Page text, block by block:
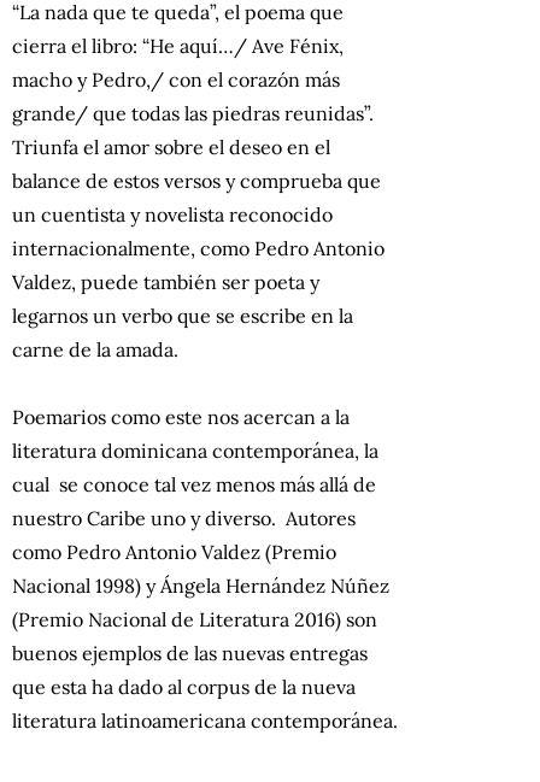
“La nada que te queda”, el poema que
cierra el libro: “He aquí…/ Ave Fénix,
macho y Pedro,/ con el corazón más
grande/ que todas las piedras reunidas”.
Triunfa el amor sobre el deseo en el
balance de estos versos y comprueba que
un cuentista y novelista reconocido
internacionalmente, como Pedro Antonio
Valdez, puede también ser poeta y
legarnos un verbo que se escribe en la
carne de la amada.
Poemarios como este nos acercan a la
literatura dominicana contemporánea, la
cual se conoce tal vez menos más allá de
nuestro Caribe uno y diverso. Autores
como Pedro Antonio Valdez (Premio
Nacional 1998) y Ángela Hernández Núñez
(Premio Nacional de Literatura 2016) son
buenos ejemplos de las nuevas entregas
que esta ha dado al corpus de la nueva
literatura latinoamericana contemporánea.